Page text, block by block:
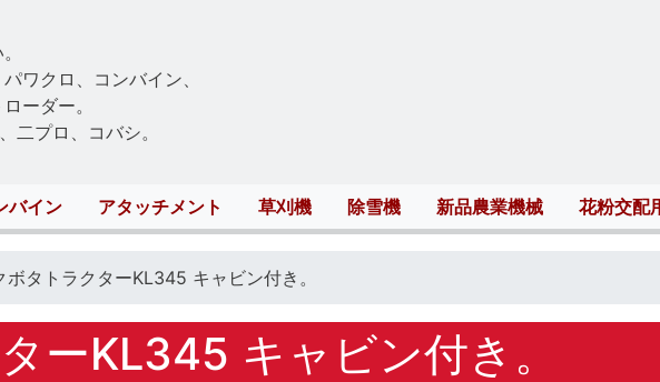
ワクロ、コンバイン、
ーダー。
二プロ、コバシ。
バイン アタッチメント 草刈機 除雪機 新品農業機械 花粉交配
ボタトラクターKL345 キャビン付き。
ーKL345 キャビン付き。